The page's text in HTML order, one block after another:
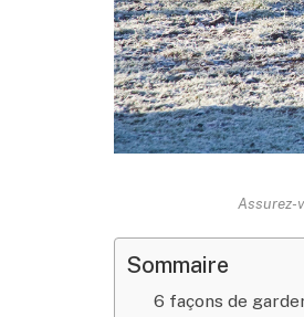
Assurez-
Sommaire
6 façons de